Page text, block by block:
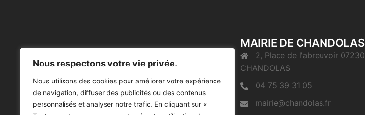
Nous respectons votre vie privée.
Nous utilisons des cookies pour améliorer votre expérience
de navigation, diffuser des publicités ou des contenus
personnalisés et analyser notre trafic. En cliquant sur «
MAIRIE DE CHANDOLAS
2, Place de l'abreuvoir 07230
CHANDOLAS
04 75 39 31 05
mairie@chandolas.fr